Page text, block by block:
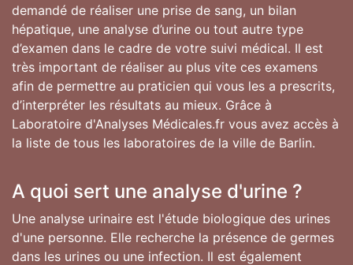
demandé de réaliser une prise de sang, un bilan
hépatique, une analyse d’urine ou tout autre type
d’examen dans le cadre de votre suivi médical. Il est
très important de réaliser au plus vite ces examens
afin de permettre au praticien qui vous les a prescrits,
d’interpréter les résultats au mieux. Grâce à
Laboratoire d'Analyses Médicales.fr vous avez accès à
la liste de tous les laboratoires de la ville de Barlin.
A quoi sert une analyse d'urine ?
Une analyse urinaire est l'étude biologique des urines
d'une personne. Elle recherche la présence de germes
dans les urines ou une infection. Il est également